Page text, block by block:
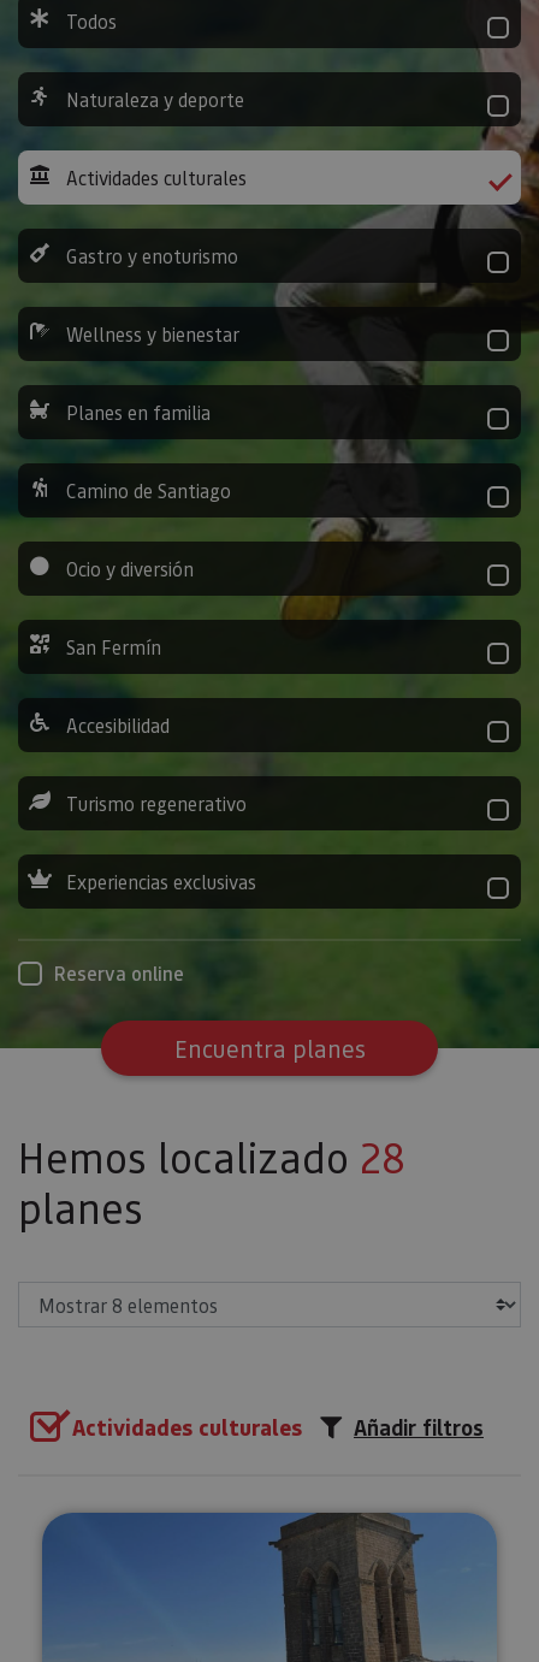
Todos
Naturaleza y deporte
Actividades culturales
Gastro y enoturismo
Wellness y bienestar
Planes en familia
Camino de Santiago
Ocio y diversión
San Fermín
Accesibilidad
Turismo regenerativo
Experiencias exclusivas
Reserva online
Encuentra planes
Hemos localizado 28
planes
Actividades culturales Añadir filtros
Visita guiada al Cerco de